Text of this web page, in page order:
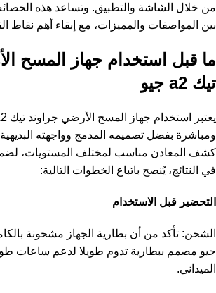
من خلال الشاشة والتطبيق. وتساعد هذه
بين المواصفات والمميزات، مع إبقاء أهم نقاط
ما قبل استخدام جهاز المسح
تيك a2 جيو
ومباشرة بفضل تصميمه المدمج وواجهته
كشف المعادن مناسب لمختلف المستويات،
في النتائج، يُنصح باتباع الخطوات التالية:
التحضير قبل الاستخدام
جيو مصمم ببطارية تدوم طويلا لدعم ساعات
الميداني.